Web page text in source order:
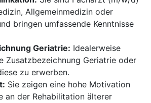
Allgemeinmedizin oder
bringen umfassende Kenntnisse
Geriatrie: Idealerweise
Zusatzbezeichnung Geriatrie oder
zu erwerben.
Sie zeigen eine hohe Motivation
an der Rehabilitation älterer